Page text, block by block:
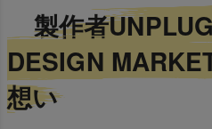
製作者
DESIGN
想い